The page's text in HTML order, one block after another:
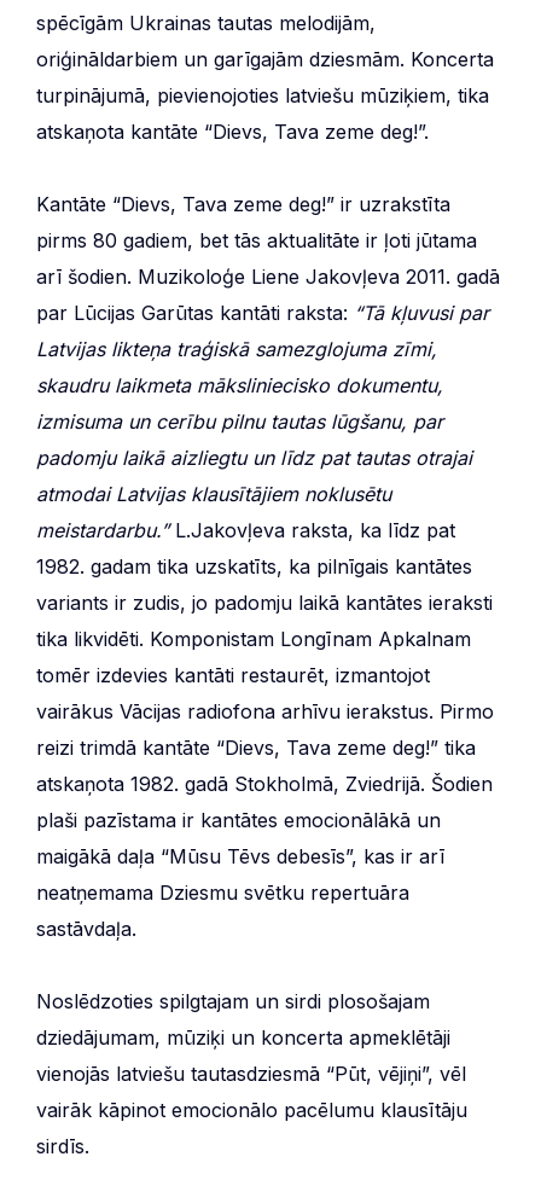
spēcīgām Ukrainas tautas melodijām,
oriģināldarbiem un garīgajām dziesmām. Koncerta
turpinājumā, pievienojoties latviešu mūziķiem, tika
atskaņota kantāte “Dievs, Tava zeme deg!”.
Kantāte “Dievs, Tava zeme deg!” ir uzrakstīta
pirms 80 gadiem, bet tās aktualitāte ir ļoti jūtama
arī šodien. Muzikoloģe Liene Jakovļeva 2011. gadā
par Lūcijas Garūtas kantāti raksta: “Tā kļuvusi par
Latvijas likteņa traģiskā samezglojuma zīmi,
skaudru laikmeta māksliniecisko dokumentu,
izmisuma un cerību pilnu tautas lūgšanu, par
padomju laikā aizliegtu un līdz pat tautas otrajai
atmodai Latvijas klausītājiem noklusētu
meistardarbu.”L.Jakovļeva raksta, ka līdz pat
1982. gadam tika uzskatīts, ka pilnīgais kantātes
variants ir zudis, jo padomju laikā kantātes ieraksti
tika likvidēti. Komponistam Longīnam Apkalnam
tomēr izdevies kantāti restaurēt, izmantojot
vairākus Vācijas radiofona arhīvu ierakstus. Pirmo
reizi trimdā kantāte “Dievs, Tava zeme deg!” tika
atskaņota 1982. gadā Stokholmā, Zviedrijā. Šodien
plaši pazīstama ir kantātes emocionālākā un
maigākā daļa “Mūsu Tēvs debesīs”, kas ir arī
neatņemama Dziesmu svētku repertuāra
sastāvdaļa.
Noslēdzoties spilgtajam un sirdi plosošajam
dziedājumam, mūziķi un koncerta apmeklētāji
vienojās latviešu tautasdziesmā “Pūt, vējiņi”, vēl
vairāk kāpinot emocionālo pacēlumu klausītāju
sirdīs.